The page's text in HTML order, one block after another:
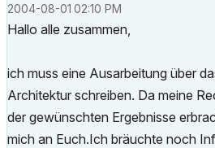
‎2004-08-01 02:10 PM
Hallo alle zusammen,
ich muss eine Ausarbeitung über
Architektur schreiben. Da meine
der gewünschten Ergebnisse
mich an Euch.Ich bräuchte noch